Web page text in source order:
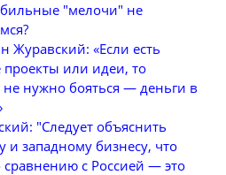
"мелочи" не
Журавский: «Если есть
проекты или идеи, то
не нужно бояться — деньги в
"Следует объяснить
и западному бизнесу, что
сравнению с Россией — это